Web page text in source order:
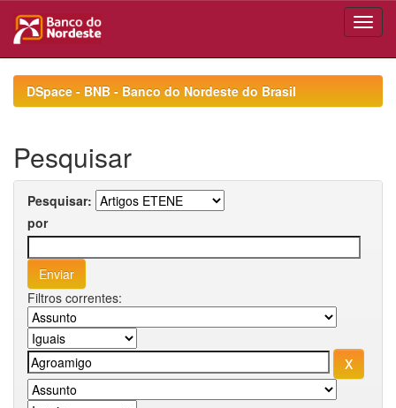
navigationDSpace - BNB - Banco do Nordeste do Brasil
Pesquisar
Pesquisar:
por
Filtros correntes: